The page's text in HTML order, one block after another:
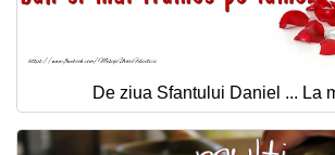
De ziua Sfantului Daniel ... La